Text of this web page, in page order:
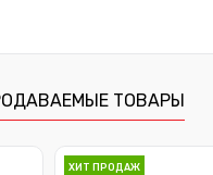
Купить в 1 клик
ТОВАРЫ
ХИТ ПРОДАЖ